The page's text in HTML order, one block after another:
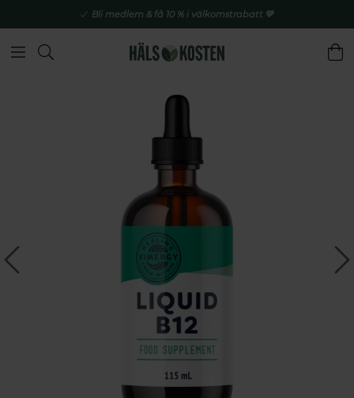
Bli medlem & få 10 % i välkomstrabatt 💚